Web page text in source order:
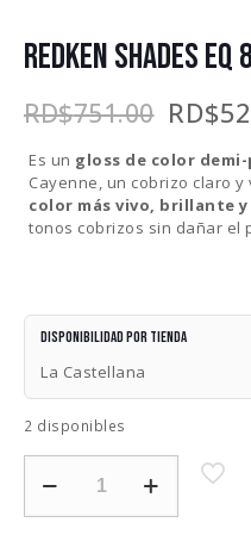
REDKEN SHADES EQ
RD$751.00 El
precio
era:
RD$
Es un gloss de color
Cayenne, un cobrizo claro
color más vivo, brillante
tonos cobrizos sin dañar el
Disponibilidad por tienda
La Castellana
2 disponibles
SHADES